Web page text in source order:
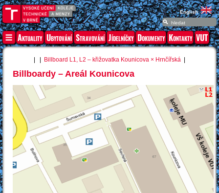
English
Aktuality Ubytování Stravování Jídelníčky Dokumenty Kontakty VUT
Billboard L1, L2 – křižovatka Kounicova × Hrnčířská
Billboardy – Areál Kounicova